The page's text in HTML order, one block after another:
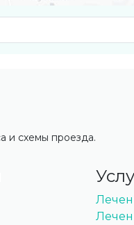
и схемы проезда.